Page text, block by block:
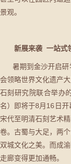
景观。
新展来袭 一站式
暑期到金沙开启研
会领略世界文化遗产
石刻研究院联合举办
名）即将于8月16日开
宋代至明清石刻艺术
卷。古蜀与大足，两
双城文化之美。而成
走廊变得更加通畅。